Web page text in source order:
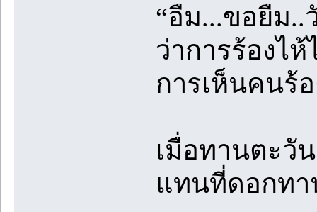
“อืม...ขอยืม..
ว่าการร้องไ
การเห็นคนร้อ
เมื่อทานตะวั
แทนที่ดอกทา